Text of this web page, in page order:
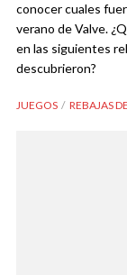
conocer cuales
verano de Valve.
en las siguientes
descubrieron?
JUEGOS REBAJAS